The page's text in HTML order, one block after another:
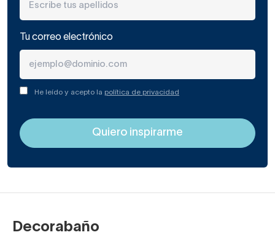
Tu correo electrónico
He leído y acepto la política de privacidad
Decorabaño